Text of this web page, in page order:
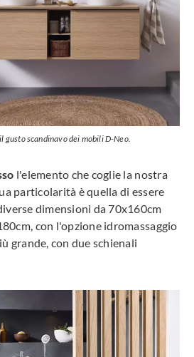
gusto scandinavo dei mobili D-Neo.
l'elemento che coglie la nostra
particolarità è quella di essere
dimensioni da 70x160cm
con l'opzione idromassaggio
grande, con due schienali